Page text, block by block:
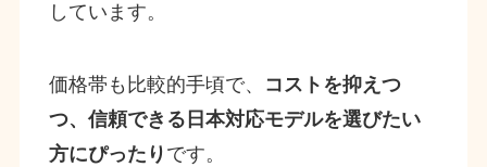
しています。
価格帯も比較的手頃で、
コストを抑えつ
つ、信頼できる日本対応モデルを選びたい
方にぴったり です。